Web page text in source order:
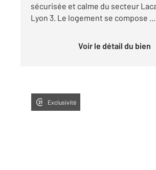
sécurisée et calme du secteur
Lyon 3. Le logement se compose ...
Voir le détail du bien
Exclusivité